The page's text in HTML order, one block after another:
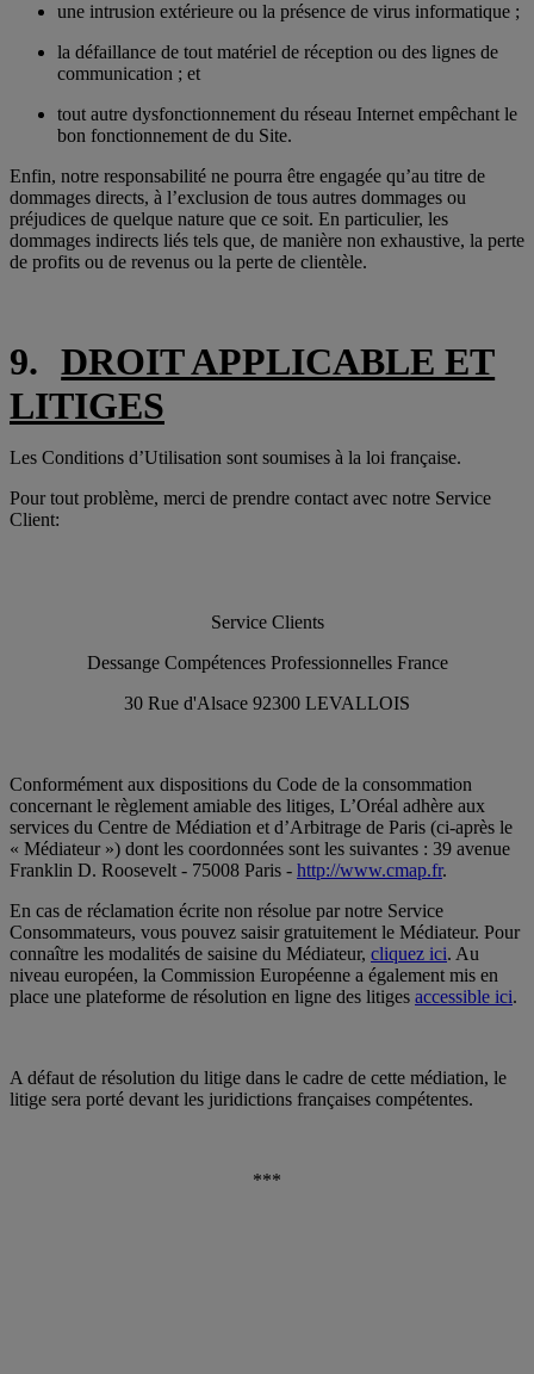
une intrusion extérieure ou la présence de virus informatique ;
la défaillance de tout matériel de réception ou des lignes de
communication ; et
tout autre dysfonctionnement du réseau Internet empêchant le
bon fonctionnement de du Site.
Enfin, notre responsabilité ne pourra être engagée qu’au titre de
dommages directs, à l’exclusion de tous autres dommages ou
préjudices de quelque nature que ce soit. En particulier, les
dommages indirects liés tels que, de manière non exhaustive, la perte
de profits ou de revenus ou la perte de clientèle.
9. DROIT APPLICABLE ET
LITIGES
Les Conditions d’Utilisation sont soumises à la loi française.
Pour tout problème, merci de prendre contact avec notre Service
Client:
Service Clients
Dessange Compétences Professionnelles France
30 Rue d'Alsace 92300 LEVALLOIS
Conformément aux dispositions du Code de la consommation
concernant le règlement amiable des litiges, L’Oréal adhère aux
services du Centre de Médiation et d’Arbitrage de Paris (ci-après le
« Médiateur ») dont les coordonnées sont les suivantes : 39 avenue
Franklin D. Roosevelt - 75008 Paris - http://www.cmap.fr.
En cas de réclamation écrite non résolue par notre Service
Consommateurs, vous pouvez saisir gratuitement le Médiateur. Pour
connaître les modalités de saisine du Médiateur, cliquez ici. Au
niveau européen, la Commission Européenne a également mis en
place une plateforme de résolution en ligne des litiges accessible ici.
A défaut de résolution du litige dans le cadre de cette médiation, le
litige sera porté devant les juridictions françaises compétentes.
***